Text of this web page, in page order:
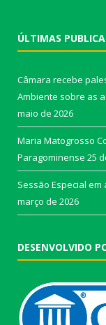
ÚLTIMAS
Câmara recebe
Ambiente sobre as
maio de 2026
Maria Matogrosso
Paragominense 25
Sessão Especial
março de 2026
DESENVOLVIDO